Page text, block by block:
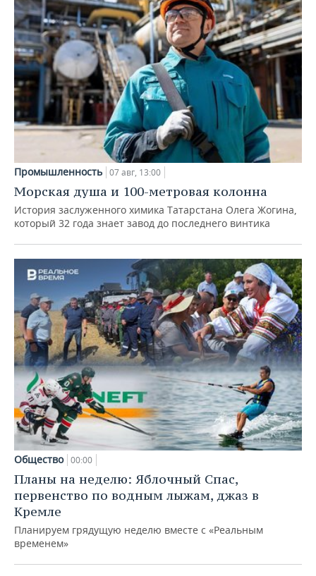
Промышленность 07 авг, 13:00
Морская душа и 100-метровая колонна
История заслуженного химика Татарстана Олега Жогина,
который 32 года знает завод до последнего винтика
Общество 00:00
Планы на неделю: Яблочный Спас,
первенство по водным лыжам, джаз в
Кремле
Планируем грядущую неделю вместе с «Реальным
временем»